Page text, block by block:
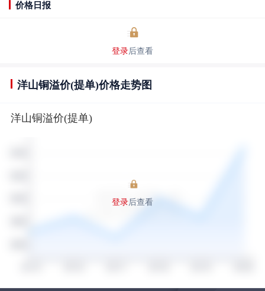
价格日报
登录后查看
洋山铜溢价(提单)价格走势图
洋山铜溢价(提单)
登录后查看